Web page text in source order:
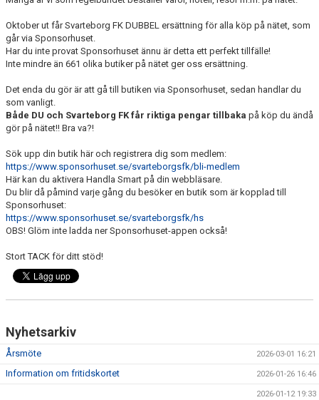
SPONSORHUSET
GRÄSROTEN
Oktober ut får Svarteborg FK DUBBEL ersättning för alla köp på nätet, som
går via Sponsorhuset.
Har du inte provat Sponsorhuset ännu är detta ett perfekt tillfälle!
Inte mindre än 661 olika butiker på nätet ger oss ersättning.
Det enda du gör är att gå till butiken via Sponsorhuset, sedan handlar du
som vanligt.
Både DU och Svarteborg FK får riktiga pengar tillbaka på köp du ändå
gör på nätet!! Bra va?!
Sök upp din butik här och registrera dig som medlem:
https://www.sponsorhuset.se/svarteborgsfk/bli-medlem
Här kan du aktivera Handla Smart på din webbläsare.
Du blir då påmind varje gång du besöker en butik som är kopplad till
Sponsorhuset:
https://www.sponsorhuset.se/svarteborgsfk/hs
OBS! Glöm inte ladda ner Sponsorhuset-appen också!
Stort TACK för ditt stöd!
Nyhetsarkiv
Årsmöte 2026-03-01 16:21
Information om fritidskortet 2026-01-26 16:46
2026-01-12 19:33